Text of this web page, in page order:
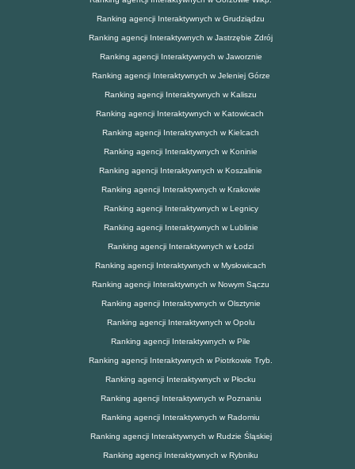
Ranking agencji Interaktywnych w Grudziądzu
Ranking agencji Interaktywnych w Jastrzębie Zdrój
Ranking agencji Interaktywnych w Jaworznie
Ranking agencji Interaktywnych w Jeleniej Górze
Ranking agencji Interaktywnych w Kaliszu
Ranking agencji Interaktywnych w Katowicach
Ranking agencji Interaktywnych w Kielcach
Ranking agencji Interaktywnych w Koninie
Ranking agencji Interaktywnych w Koszalinie
Ranking agencji Interaktywnych w Krakowie
Ranking agencji Interaktywnych w Legnicy
Ranking agencji Interaktywnych w Lublinie
Ranking agencji Interaktywnych w Łodzi
Ranking agencji Interaktywnych w Mysłowicach
Ranking agencji Interaktywnych w Nowym Sączu
Ranking agencji Interaktywnych w Olsztynie
Ranking agencji Interaktywnych w Opolu
Ranking agencji Interaktywnych w Pile
Ranking agencji Interaktywnych w Piotrkowie Tryb.
Ranking agencji Interaktywnych w Płocku
Ranking agencji Interaktywnych w Poznaniu
Ranking agencji Interaktywnych w Radomiu
Ranking agencji Interaktywnych w Rudzie Śląskiej
Ranking agencji Interaktywnych w Rybniku